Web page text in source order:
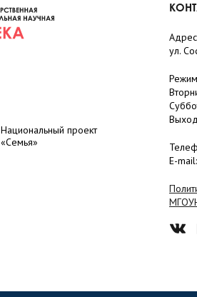
Национальный проект
«Семья»
ул.
E-mail: